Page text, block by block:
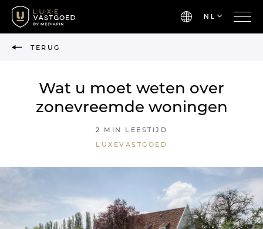
NL
TERUG
Wat u moet weten over
zonevreemde woningen
2 MIN LEESTIJD
LUXEVASTGOED